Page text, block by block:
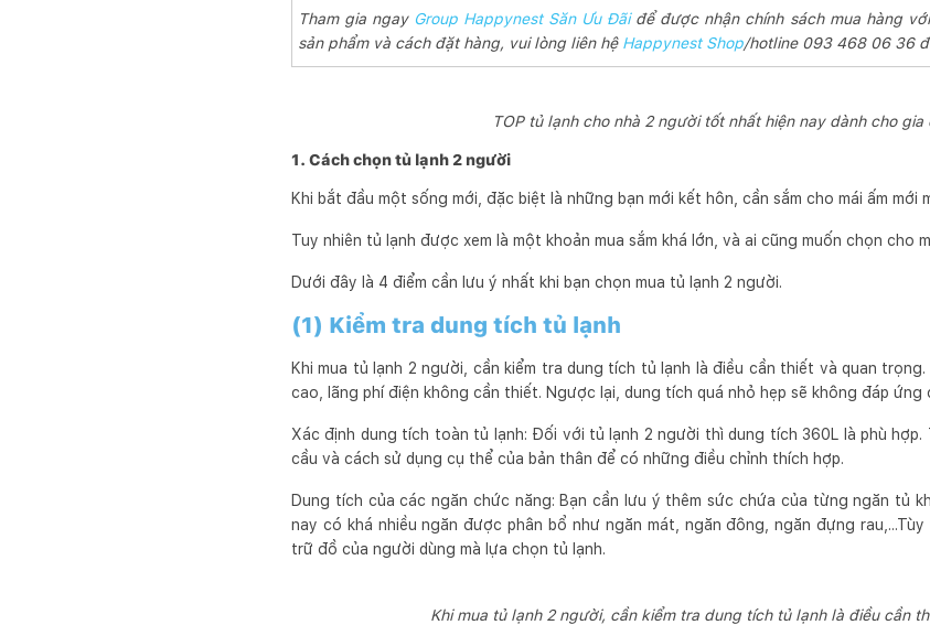
Tham gia ngay Group Happynest Săn Ưu Đãi để được nhận chính sách mua hàng
sản phẩm và cách đặt hàng, vui lòng liên hệ Happynest Shop/hotline 093 468 06 36
TOP tủ lạnh cho nhà 2 người tốt nhất hiện nay dành cho gia
1. Cách chọn tủ lạnh 2 người
Khi bắt đầu một sống mới, đặc biệt là những bạn mới kết hôn, cần sắm cho mái ấm mới
Tuy nhiên tủ lạnh được xem là một khoản mua sắm khá lớn, và ai cũng muốn chọn cho
Dưới đây là 4 điểm cần lưu ý nhất khi bạn chọn mua tủ lạnh 2 người.
(1) Kiểm tra dung tích tủ lạnh
Khi mua tủ lạnh 2 người, cần kiểm tra dung tích tủ lạnh là điều cần thiết và quan
cao, lãng phí điện không cần thiết. Ngược lại, dung tích quá nhỏ hẹp sẽ không đáp ứng
Xác định dung tích toàn tủ lạnh: Đối với tủ lạnh 2 người thì dung tích 360L là phù hợp.
cầu và cách sử dụng cụ thể của bản thân để có những điều chỉnh thích hợp.
Dung tích của các ngăn chức năng: Bạn cần lưu ý thêm sức chứa của từng ngăn tủ
nay có khá nhiều ngăn được phân bổ như ngăn mát, ngăn đông, ngăn đựng
trữ đồ của người dùng mà lựa chọn tủ lạnh.
Khi mua tủ lạnh 2 người, cần kiểm tra dung tích tủ lạnh là điều cần